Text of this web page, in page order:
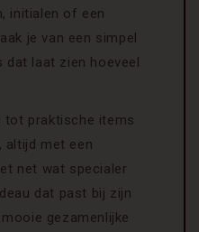
initialen of een
je van een simpel
dat laat zien hoeveel
tot praktische items
altijd met een
net wat specialer
dat past bij zijn
gezamenlijke